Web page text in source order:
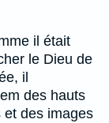
il était
le Dieu de
il
des hauts
et des images